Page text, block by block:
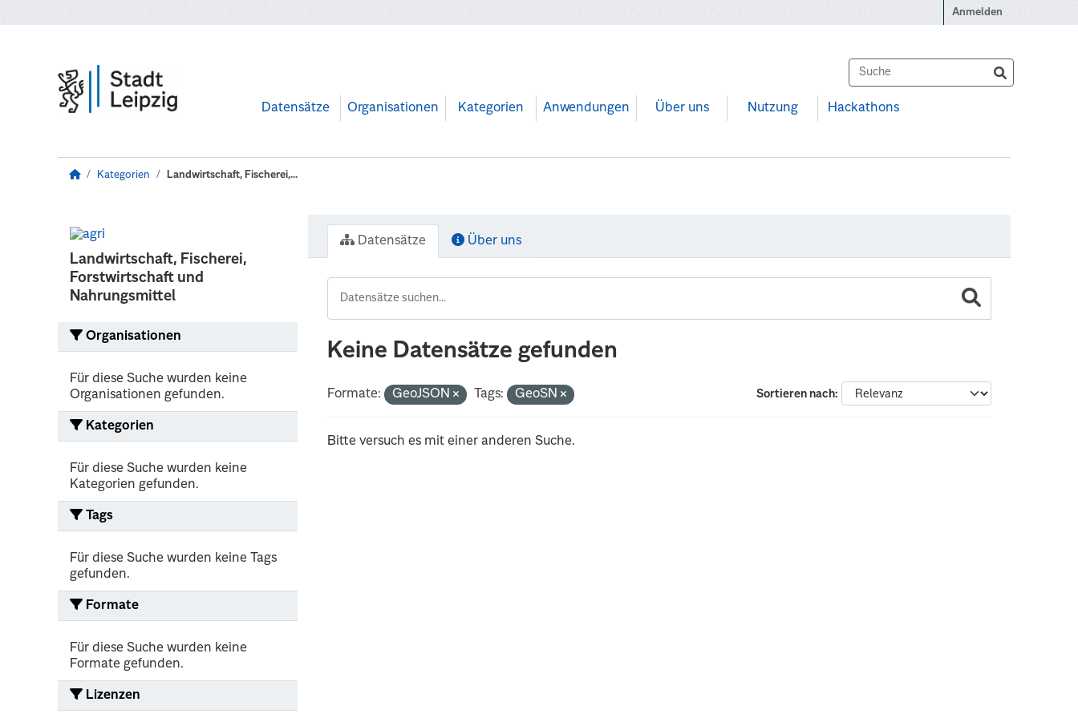
Anmelden
Datensätze Organisationen Kategorien Anwendungen Über uns Nutzung Hackathons
Kategorien Landwirtschaft, Fischerei,...
Landwirtschaft, Fischerei,
Forstwirtschaft und
Nahrungsmittel
Organisationen
Für diese Suche wurden keine
Organisationen gefunden.
Kategorien
Für diese Suche wurden keine
Kategorien gefunden.
Tags
Für diese Suche wurden keine Tags
gefunden.
Formate
Für diese Suche wurden keine
Formate gefunden.
Lizenzen
Datensätze Über uns
Keine Datensätze gefunden
Sortieren nach
Formate: GeoJSON Tags: GeoSN
Bitte versuch es mit einer anderen Suche.